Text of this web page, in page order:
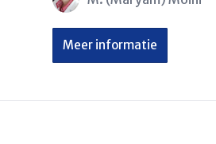
Meer informatie